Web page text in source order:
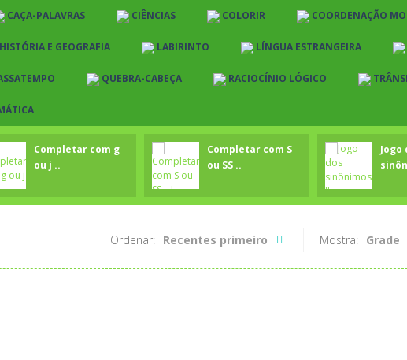
CAÇA-PALAVRAS CIÊNCIAS COLORIR COORDENAÇÃO
HISTÓRIA E GEOGRAFIA LABIRINTO LÍNGUA ESTRANGEIRA
QUEBRA-CABEÇA RACIOCÍNIO LÓGICO
Completar com g
ou j ..
Completar com S
ou SS ..
Jogo
Mostra: Grade
Ordenar: Recentes primeiro